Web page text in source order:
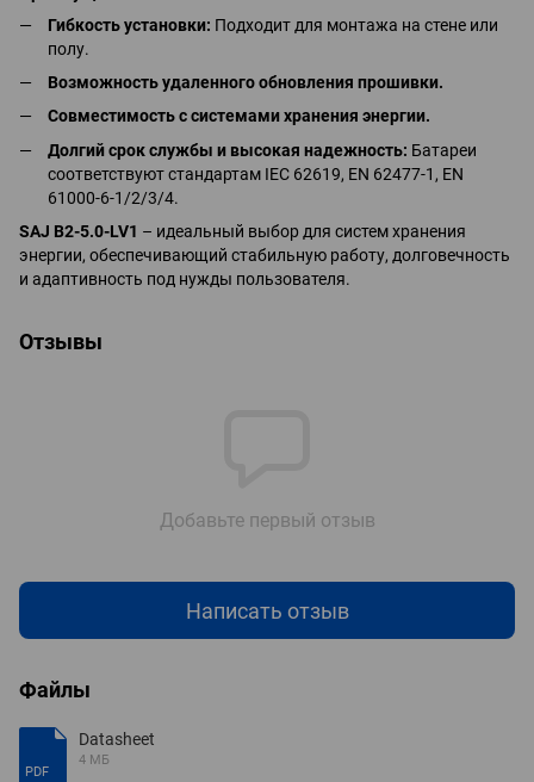
Гибкость установки: Подходит для монтажа на стене или
полу.
Возможность удаленного обновления прошивки.
Совместимость с системами хранения энергии.
Долгий срок службы и высокая надежность: Батареи
соответствуют стандартам IEC 62619, EN 62477-1, EN
61000-6-1/2/3/4.
SAJ B2-5.0-LV1 – идеальный выбор для систем хранения
энергии, обеспечивающий стабильную работу, долговечность
и адаптивность под нужды пользователя.
Отзывы
Добавьте первый отзыв
Написать отзыв
Файлы
PDF
Datasheet
4 МБ